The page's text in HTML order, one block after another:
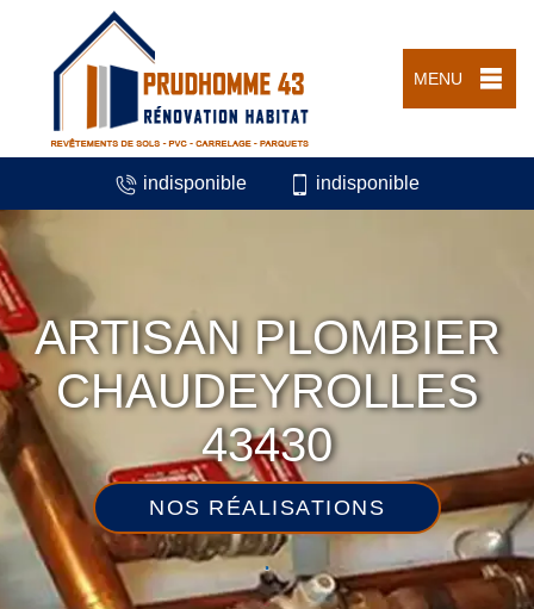
MENU
indisponible indisponible
ARTISAN PLOMBIER
CHAUDEYROLLES
43430
NOS RÉALISATIONS